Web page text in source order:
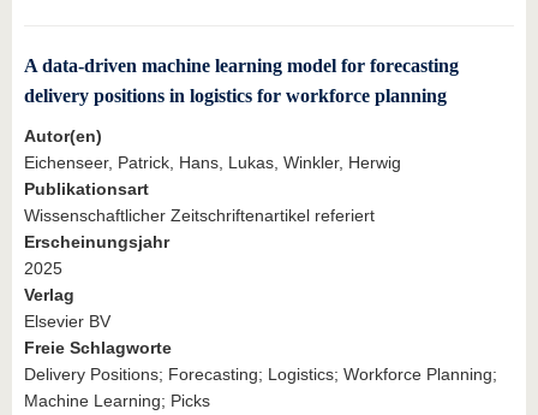
A data-driven machine learning model for forecasting
delivery positions in logistics for workforce planning
Autor(en)
Eichenseer, Patrick, Hans, Lukas, Winkler, Herwig
Publikationsart
Wissenschaftlicher Zeitschriftenartikel referiert
Erscheinungsjahr
2025
Verlag
Elsevier BV
Freie Schlagworte
Delivery Positions; Forecasting; Logistics; Workforce Planning;
Machine Learning; Picks